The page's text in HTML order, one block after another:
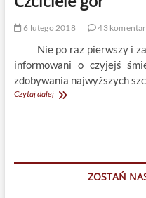
6 lutego 2018 43
Nie po raz pierwszy i
informowani o czyjejś
zdobywania najwyższych
Czytaj dalejCzciciele
ZOSTAŃ